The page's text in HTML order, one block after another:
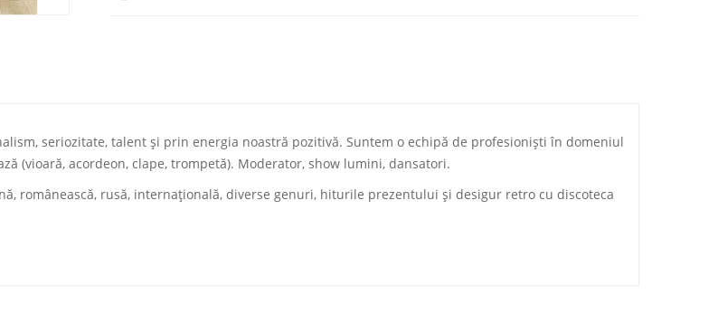
seriozitate, talent şi prin energia noastră pozitivă. Suntem o echipă de profesionişti în domeniul
(vioară, acordeon, clape, trompetă). Moderator, show lumini, dansatori.
românească, rusă, internaţională, diverse genuri, hiturile prezentului şi desigur retro cu discoteca